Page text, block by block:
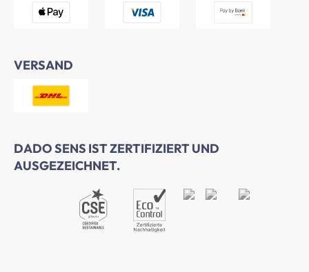
VERSAND
DADO SENS IST ZERTIFIZIERT UND
AUSGEZEICHNET.